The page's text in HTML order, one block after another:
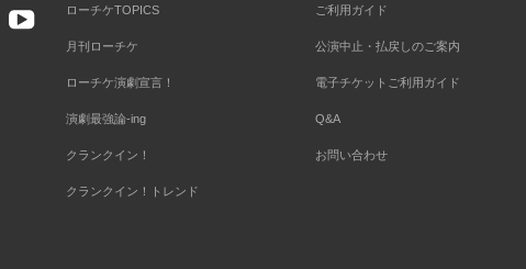
ローチケTOPICS
月刊ローチケ
ローチケ演劇宣言！
演劇最強論-ing
クランクイン！
クランクイン！トレンド
ご利用ガイド
公演中止・払戻しのご案内
電子チケットご利用ガイド
Q&A
お問い合わせ